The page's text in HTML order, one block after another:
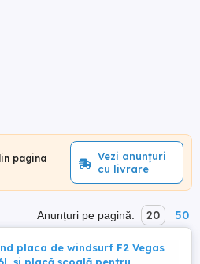
pagina
Vezi anunțuri
cu livrare
Anunțuri pe pagină: 20 50
placa de windsurf F2 Vegas